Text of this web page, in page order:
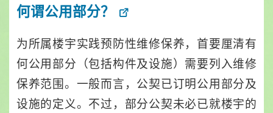
何谓公用部分？
为所属楼宇实践预防性维修保养，首要厘清有
何公用部分（包括构件及设施）需要列入维修
保养范围。一般而言，公契已订明公用部分及
设施的定义。不过，部分公契未必已就楼宇的